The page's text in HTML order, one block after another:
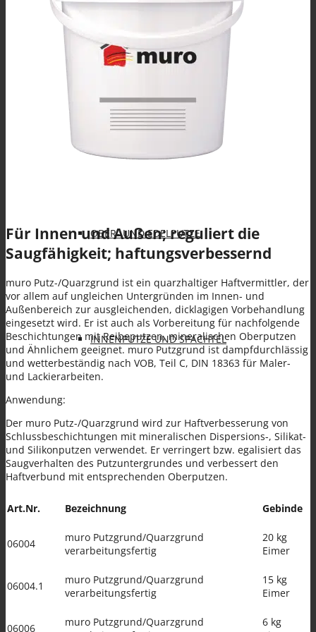
KLEBE- UND ARMIERUNGSMÖRTEL (KAM)
OBER- UND EDELPUTZE
INNENPUTZE UND SPACHTEL
FARBEN
SANIERPUTZSYSTEM UND
Für Innen und Außen; reguliert die
Saugfähigkeit; haftungsverbessernd
muro Putz-/Quarzgrund ist ein quarzhaltiger Haftvermittler, der
vor allem auf ungleichen Untergründen im Innen- und
Außenbereich zur ausgleichenden, dicklagigen Vorbehandlung
eingesetzt wird. Er ist auch als Vorbereitung für nachfolgende
Beschichtungen mit Reibeputzen, mineralischen Oberputzen
und Ähnlichem geeignet. muro Putzgrund ist dampfdurchlässig
und wetterbeständig nach VOB, Teil C, DIN 18363 für Maler-
und Lackierarbeiten.
Anwendung:
Der muro Putz-/Quarzgrund wird zur Haftverbesserung von
Schlussbeschichtungen mit mineralischen Dispersions-, Silikat-
und Silikonputzen verwendet. Er verringert bzw. egalisiert das
Saugverhalten des Putzuntergrundes und verbessert den
Haftverbund mit entsprechenden Oberputzen.
Art.Nr. Bezeichnung Gebinde
06004
muro Putzgrund/Quarzgrund
verarbeitungsfertig
20 kg
Eimer
06004.1
muro Putzgrund/Quarzgrund
verarbeitungsfertig
15 kg
Eimer
06006
muro Putzgrund/Quarzgrund
6 kg